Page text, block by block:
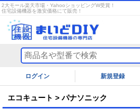
2大モール楽天市場・YahooショッピングW受賞！
住宅設備機器を激安価格にて販売！
ログイン
エコキュート > パナソニック